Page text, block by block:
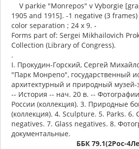
V parkie "Monrepos" v Vyborgie
1905 and 1915]. -1 negative (3
color separation ; 24 x 9. -
Forms part of: Sergei Mikhailovich
Collection (Library of Congress).
.
I. Прокудин-Горский, Сергей
"Парк Монрепо", государственный
архитектурный и природный музей-
-- История -- нач. 20 в. --
России (коллекция). 3. Природные
(коллекция). 4. Sculpture. 5. Parks. 6.
negatives. 7. Glass negatives. 8.
документальные.
ББК 79.1(2Рос-